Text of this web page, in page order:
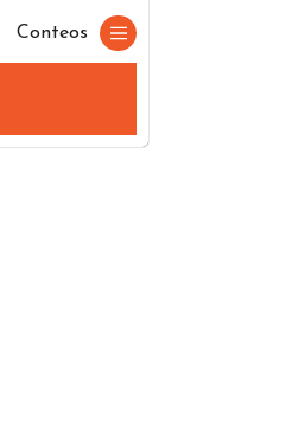
Conteos